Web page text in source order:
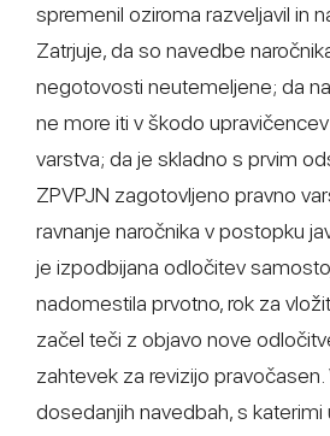
spremenil oziroma razveljavil in
Zatrjuje, da so navedbe
negotovosti neutemeljene; da
ne more iti v škodo
varstva; da je skladno s prvim
ZPVPJN zagotovljeno pravno
ravnanje naročnika v postopku
je izpodbijana odločitev
nadomestila prvotno, rok za
začel teči z objavo nove
zahtevek za revizijo pravočasen.
dosedanjih navedbah, s katerimi